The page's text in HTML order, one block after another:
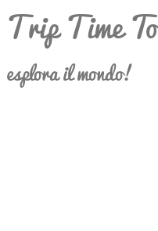
Trip Time To
esplora il mondo!